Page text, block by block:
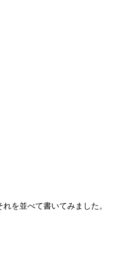
を並べて書いてみました。